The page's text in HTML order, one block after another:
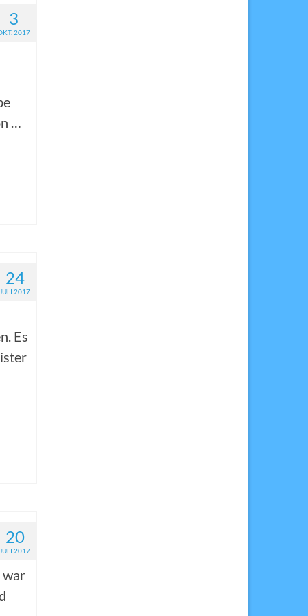
3
2017
…
24
JULI 2017
Es
20
JULI 2017
war